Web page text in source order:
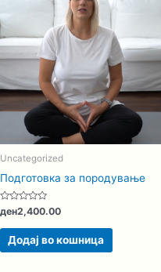
Uncategorized
Подготовка за породување
Оценето
0
од
ден2,400.00
Додај во кошница